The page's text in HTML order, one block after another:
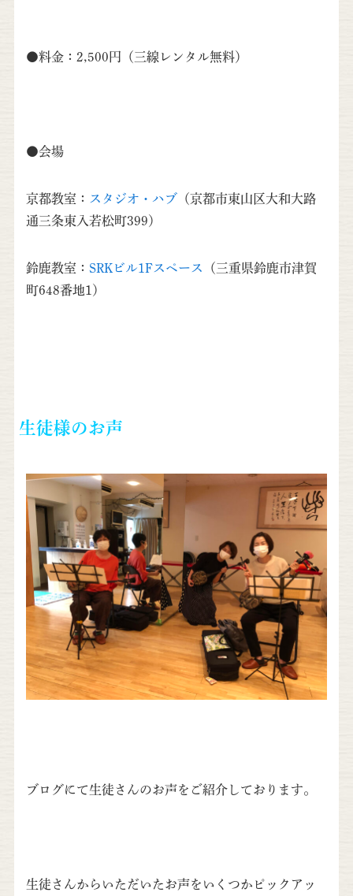
●料金：2,500円（三線レンタル無料）
●会場
京都教室： スタジオ・ハブ（京都市東山区大和大路
通三条東入若松町399）
鈴鹿教室： SRKビル1Fスペース
（三重県鈴鹿市津賀
町648番地1）
生徒様のお声
ブログにて生徒さんのお声をご紹介しております。
生徒さんからいただいたお声をいくつかピックアッ